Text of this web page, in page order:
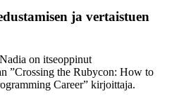
ja vertaistuen
on itseoppinut
”Crossing the Rubycon: How to
Career” kirjoittaja.